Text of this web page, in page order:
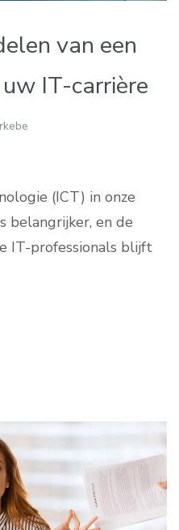
van een
IT-carrière
(ICT) in onze
belangrijker, en de
IT-professionals blijft